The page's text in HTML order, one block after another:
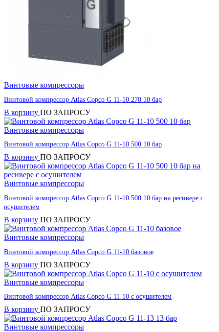
Винтовые компрессоры
Винтовой компрессор Atlas Copco G 11-10 270 10 бар
В корзину ПО ЗАПРОСУ
Винтовые компрессоры
Винтовой компрессор Atlas Copco G 11-10 500 10 бар
В корзину ПО ЗАПРОСУ
Винтовые компрессоры
Винтовой компрессор Atlas Copco G 11-10 500 10 бар на ресивере с
осушителем
В корзину ПО ЗАПРОСУ
Винтовые компрессоры
Винтовой компрессор Atlas Copco G 11-10 базовое
В корзину ПО ЗАПРОСУ
Винтовые компрессоры
Винтовой компрессор Atlas Copco G 11-10 с осушителем
В корзину ПО ЗАПРОСУ
Винтовые компрессоры